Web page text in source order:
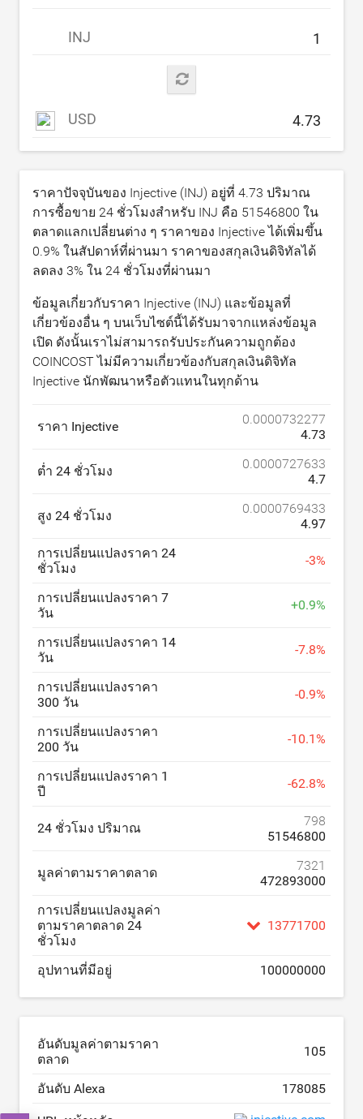
INJ
USD
ราคาปัจจุบันของ Injective (INJ) อยู่ที่ 4.73 ปริมาณ
การซื้อขาย 24 ชั่วโมงสำหรับ INJ คือ 51546800 ใน
ตลาดแลกเปลี่ยนต่าง ๆ ราคาของ Injective ได้เพิ่มขึ้น
0.9% ในสัปดาห์ที่ผ่านมา ราคาของสกุลเงินดิจิทัลได้
ลดลง 3% ใน 24 ชั่วโมงที่ผ่านมา
ข้อมูลเกี่ยวกับราคา Injective (INJ) และข้อมูลที่
เกี่ยวข้องอื่น ๆ บนเว็บไซต์นี้ได้รับมาจากแหล่งข้อมูล
เปิด ดังนั้นเราไม่สามารถรับประกันความถูกต้อง
COINCOST ไม่มีความเกี่ยวข้องกับสกุลเงินดิจิทัล
Injective นักพัฒนาหรือตัวแทนในทุกด้าน
ราคา Injective
0.0000732277
4.73
ต่ำ 24 ชั่วโมง
0.0000727633
4.7
สูง 24 ชั่วโมง
0.0000769433
4.97
การเปลี่ยนแปลงราคา 24
ชั่วโมง
-3%
การเปลี่ยนแปลงราคา 7
วัน
+0.9%
การเปลี่ยนแปลงราคา 14
วัน
-7.8%
การเปลี่ยนแปลงราคา
300 วัน
-0.9%
การเปลี่ยนแปลงราคา
200 วัน
-10.1%
การเปลี่ยนแปลงราคา 1
ปี
-62.8%
24 ชั่วโมง ปริมาณ
798
51546800
มูลค่าตามราคาตลาด
7321
472893000
การเปลี่ยนแปลงมูลค่า
ตามราคาตลาด 24
ชั่วโมง
13771700
อุปทานที่มีอยู่ 100000000
อันดับมูลค่าตามราคา
ตลาด
105
อันดับ Alexa 178085